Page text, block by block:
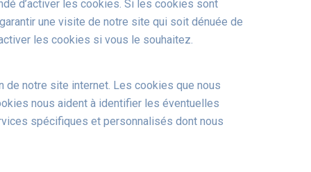
d’activer les cookies. Si les cookies sont
une visite de notre site qui soit dénuée de
les cookies si vous le souhaitez.
notre site internet. Les cookies que nous
nous aident à identifier les éventuelles
spécifiques et personnalisés dont nous